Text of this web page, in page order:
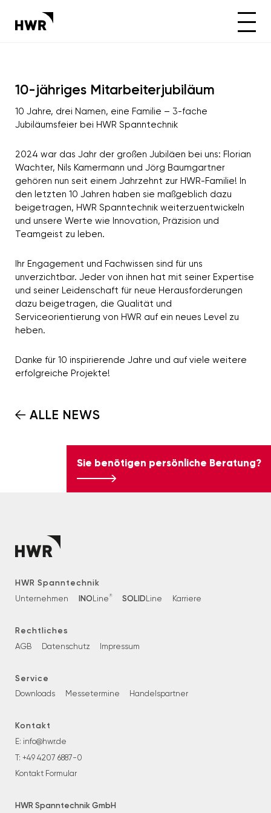
10-jähriges Mitarbeiterjubiläum
10 Jahre, drei Namen, eine Familie – 3-fache
Jubiläumsfeier bei HWR Spanntechnik
2024 war das Jahr der großen Jubiläen bei uns: Florian
Wachter, Nils Kamermann und Jörg Baumgartner
gehören nun seit einem Jahrzehnt zur HWR-Familie! In
den letzten 10 Jahren haben sie maßgeblich dazu
beigetragen, HWR Spanntechnik weiterzuentwickeln
und unsere Werte wie Innovation, Präzision und
Teamgeist zu leben.
Ihr Engagement und Fachwissen sind für uns
unverzichtbar. Jeder von ihnen hat mit seiner Expertise
und seiner Leidenschaft für neue Herausforderungen
dazu beigetragen, die Qualität und
Serviceorientierung von HWR auf ein neues Level zu
heben.
Danke für 10 inspirierende Jahre und auf viele weitere
erfolgreiche Projekte!
ALLE NEWS
Sie benötigen persönliche Beratung?
HWR Spanntechnik
Unternehmen INO Line® SOLID Line Karriere
Rechtliches
AGB Datenschutz Impressum
Service
Downloads Messetermine Handelspartner
Kontakt
E: info@hwr.de
T: +49 4207 6887-0
Kontakt Formular
HWR Spanntechnik GmbH